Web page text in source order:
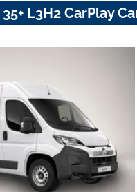
L3H2 CarPlay